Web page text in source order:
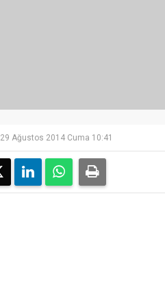
29 Ağustos 2014 Cuma 10:41